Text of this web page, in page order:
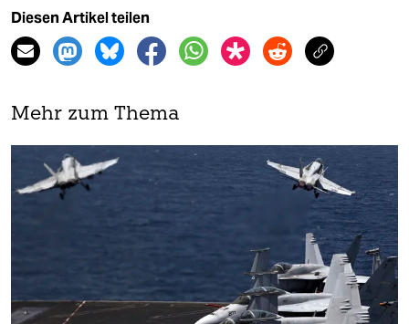
Diesen Artikel teilen
Mehr zum Thema